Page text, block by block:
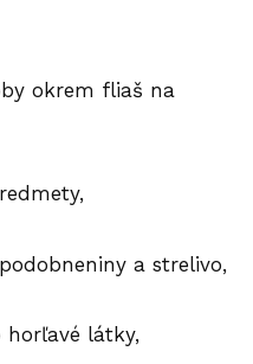
okrem fliaš na
a strelivo,
horľavé látky,